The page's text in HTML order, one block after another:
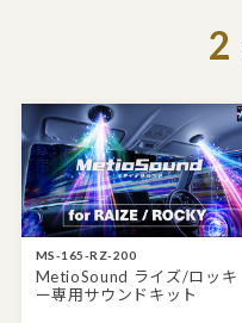
2
MS-165-RZ-200
MetioSound ライズ/ロッキ
ー専用サウンドキット